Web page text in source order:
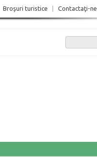
Broşuri turistice Contactaţi-ne